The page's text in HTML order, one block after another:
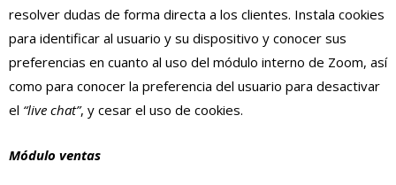
resolver dudas de forma directa a los clientes. Instala cookies
para identificar al usuario y su dispositivo y conocer sus
preferencias en cuanto al uso del módulo interno de Zoom, así
como para conocer la preferencia del usuario para desactivar
el “live chat”, y cesar el uso de cookies.
Módulo ventas